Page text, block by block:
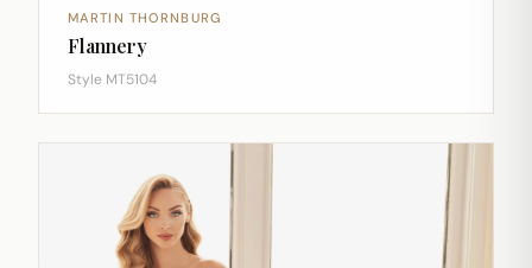
MARTIN THORNBURG
Flannery
Style MT5104